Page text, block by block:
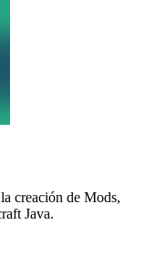
creación de Mods,
Java.